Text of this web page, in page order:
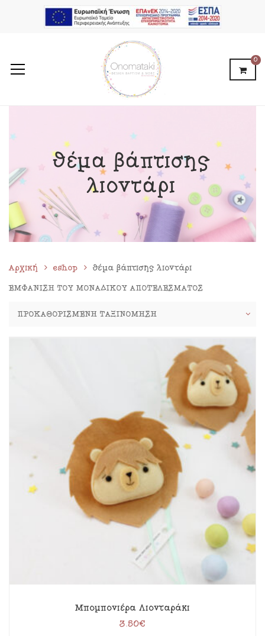
0
θέμα βάπτισης
λιοντάρι
Αρχική eshop θέμα βάπτισης λιοντάρι
ΕΜΦΆΝΙΣΗ ΤΟΥ ΜΟΝΑΔΙΚΟΎ ΑΠΟΤΕΛΈΣΜΑΤΟΣ
Μπομπονιέρα Λιονταράκι
3.50€